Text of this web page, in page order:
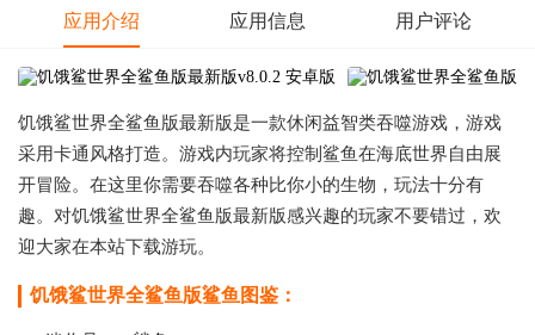
应用介绍 应用信息 用户评论
饥饿鲨世界全鲨鱼版最新版是一款休闲益智类吞噬游戏，游戏
采用卡通风格打造。游戏内玩家将控制鲨鱼在海底世界自由展
开冒险。在这里你需要吞噬各种比你小的生物，玩法十分有
趣。对饥饿鲨世界全鲨鱼版最新版感兴趣的玩家不要错过，欢
迎大家在本站下载游玩。
饥饿鲨世界全鲨鱼版鲨鱼图鉴：